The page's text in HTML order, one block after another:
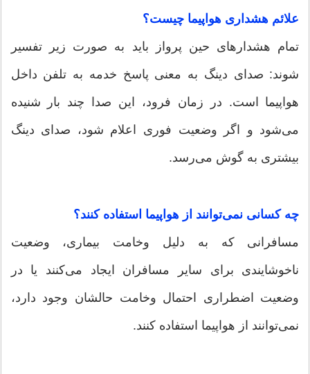
علائم هشداری هواپیما چیست؟
تمام هشدارهای حین پرواز باید به صورت زیر تفسیر
شوند: صدای دینگ به معنی پاسخ خدمه به تلفن داخل
هواپیما است. در زمان فرود، این صدا چند بار شنیده
می‌شود و اگر وضعیت فوری اعلام شود، صدای دینگ
بیشتری به گوش می‌رسد.
چه کسانی نمی‌توانند از هواپیما استفاده کنند؟
مسافرانی که به دلیل وخامت بیماری، وضعیت
ناخوشایندی برای سایر مسافران ایجاد می‌کنند یا در
وضعیت اضطراری احتمال وخامت حالشان وجود دارد،
نمی‌توانند از هواپیما استفاده کنند.